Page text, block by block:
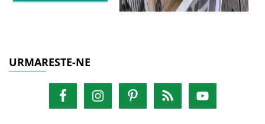
URMARESTE-NE